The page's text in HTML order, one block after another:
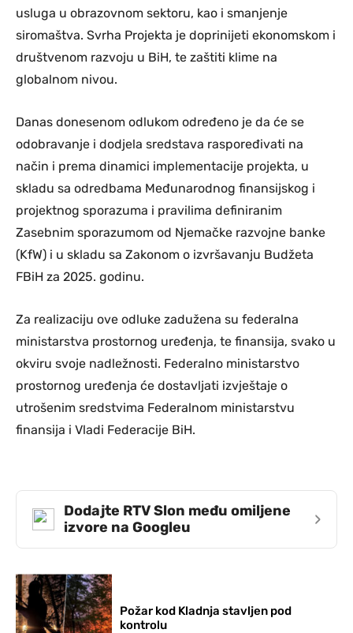
usluga u obrazovnom sektoru, kao i smanjenje
siromaštva. Svrha Projekta je doprinijeti ekonomskom i
društvenom razvoju u BiH, te zaštiti klime na
globalnom nivou.
Danas donesenom odlukom određeno je da će se
odobravanje i dodjela sredstava raspoređivati na
način i prema dinamici implementacije projekta, u
skladu sa odredbama Međunarodnog finansijskog i
projektnog sporazuma i pravilima definiranim
Zasebnim sporazumom od Njemačke razvojne banke
(KfW) i u skladu sa Zakonom o izvršavanju Budžeta
FBiH za 2025. godinu.
Za realizaciju ove odluke zadužena su federalna
ministarstva prostornog uređenja, te finansija, svako u
okviru svoje nadležnosti. Federalno ministarstvo
prostornog uređenja će dostavljati izvještaje o
utrošenim sredstvima Federalnom ministarstvu
finansija i Vladi Federacije BiH.
Dodajte RTV Slon među omiljene
izvore na Googleu
›
Požar kod Kladnja stavljen pod
kontrolu